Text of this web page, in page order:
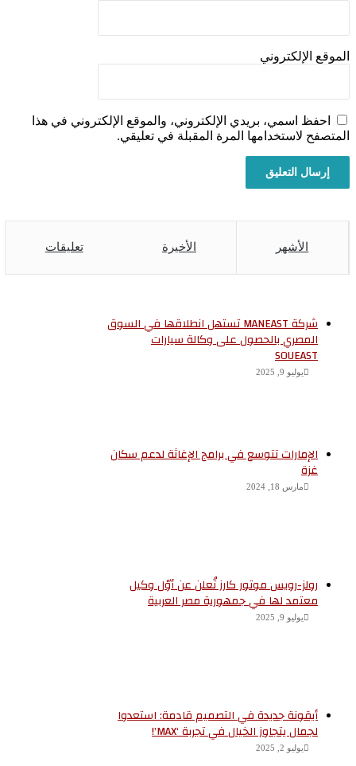
الإلكتروني
احفظ اسمي، بريدي الإلكتروني، والموقع الإلكتروني في هذا
لاستخدامها المرة المقبلة في تعليقي.
الأشهر الأخيرة تعليقات
شركة MANEAST تستهل انطلاقها في السوق
المصري بالحصول على وكالة سيارات
SOUEAST
يوليو 9, 2025
الإمارات تتوسع في برامج الإغاثة لدعم سكان
غزة
مارس 18, 2024
رولز-رويس موتور كارز تُعلن عن أوّل وكيل
معتمد لها في جمهورية مصر العربية
يوليو 9, 2025
أيقونة جديدة في التصميم قادمة: استعدوا
لجمال يتجاوز الخيال في تجربة ‘MAX’!
يوليو 2, 2025